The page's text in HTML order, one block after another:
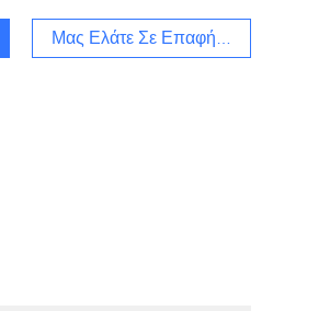
Μας Ελάτε Σε Επαφή Με